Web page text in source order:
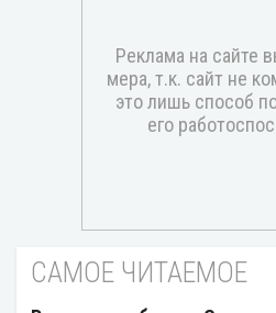
САМОЕ ЧИТАЕМОЕ